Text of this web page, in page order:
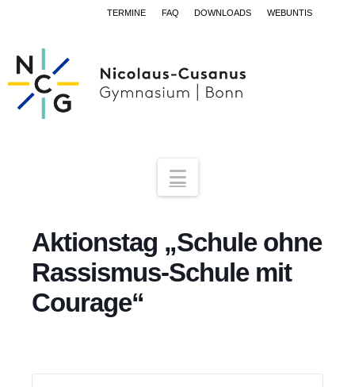
TERMINE FAQ DOWNLOADS WEBUNTIS
Navigation
Aktionstag „Schule ohne
Rassismus-Schule mit
Courage“